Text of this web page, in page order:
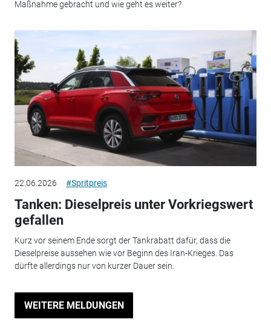
Maßnahme gebracht und wie geht es weiter?
22.06.2026 #Spritpreis
Tanken: Dieselpreis unter Vorkriegswert
gefallen
Kurz vor seinem Ende sorgt der Tankrabatt dafür, dass die
Dieselpreise aussehen wie vor Beginn des Iran-Krieges. Das
dürfte allerdings nur von kurzer Dauer sein.
WEITERE MELDUNGEN